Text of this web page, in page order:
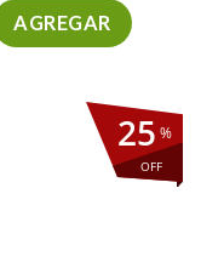
AGREGAR
%
OFF
25